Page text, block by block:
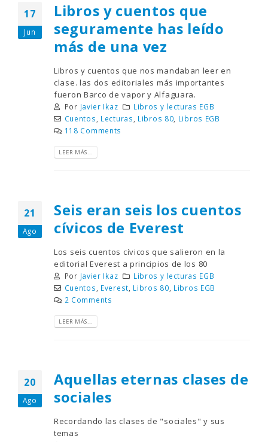
17
Jun
Libros y cuentos que
seguramente has leído
más de una vez
Libros y cuentos que nos mandaban leer en
clase. las dos editoriales más importantes
fueron Barco de vapor y Alfaguara.
Por Javier Ikaz
Libros y lecturas EGB
Cuentos
Lecturas Libros 80 Libros EGB
118 Comments
LEER MÁS...
21
Ago
Seis eran seis los cuentos
cívicos de Everest
Los seis cuentos cívicos que salieron en la
editorial Everest a principios de los 80
Por Javier Ikaz
Libros y lecturas EGB
Cuentos
Everest Libros 80 Libros EGB
2 Comments
LEER MÁS...
20
Ago
Aquellas eternas clases de
sociales
Recordando las clases de "sociales" y sus
temas